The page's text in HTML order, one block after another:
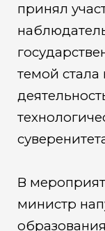
принял
темой стала
В
министр